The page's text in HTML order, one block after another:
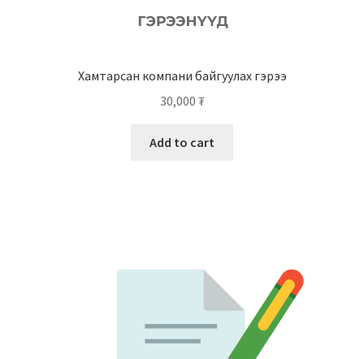
Хамтарсан компани байгуулах гэрээ
30,000 ₮
Add to cart